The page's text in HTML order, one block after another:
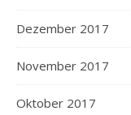
Dezember 2017
November 2017
Oktober 2017